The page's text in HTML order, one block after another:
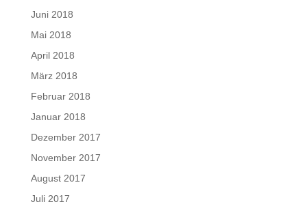
Juni 2018
Mai 2018
April 2018
März 2018
Februar 2018
Januar 2018
Dezember 2017
November 2017
August 2017
Juli 2017